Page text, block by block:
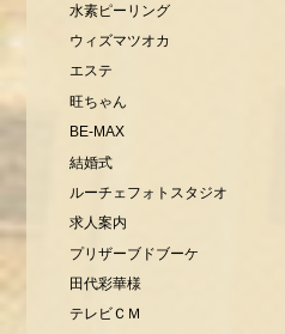
水素ピーリング
ウィズマツオカ
エステ
旺ちゃん
BE-MAX
結婚式
ルーチェフォトスタジオ
求人案内
プリザーブドブーケ
田代彩華様
テレビＣＭ